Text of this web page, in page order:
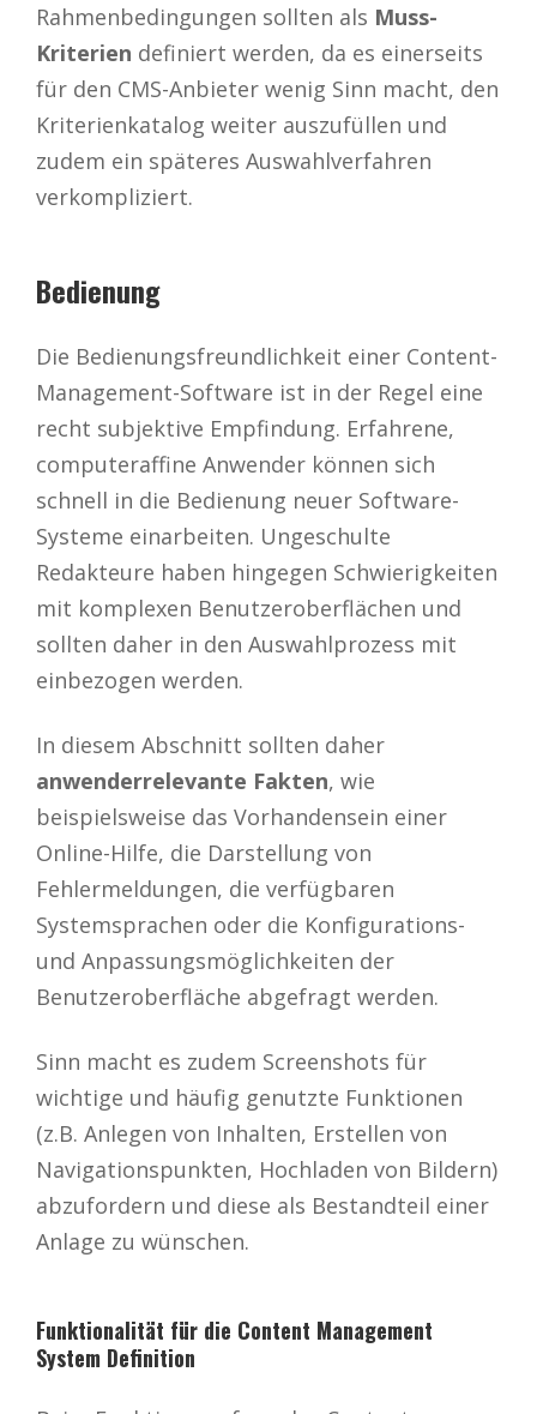
Rahmenbedingungen sollten als Muss-
Kriterien definiert werden, da es einerseits
für den CMS-Anbieter wenig Sinn macht, den
Kriterienkatalog weiter auszufüllen und
zudem ein späteres Auswahlverfahren
verkompliziert.
Bedienung
Die Bedienungsfreundlichkeit einer Content-
Management-Software ist in der Regel eine
recht subjektive Empfindung. Erfahrene,
computeraffine Anwender können sich
schnell in die Bedienung neuer Software-
Systeme einarbeiten. Ungeschulte
Redakteure haben hingegen Schwierigkeiten
mit komplexen Benutzeroberflächen und
sollten daher in den Auswahlprozess mit
einbezogen werden.
In diesem Abschnitt sollten daher
anwenderrelevante Fakten, wie
beispielsweise das Vorhandensein einer
Online-Hilfe, die Darstellung von
Fehlermeldungen, die verfügbaren
Systemsprachen oder die Konfigurations-
und Anpassungsmöglichkeiten der
Benutzeroberfläche abgefragt werden.
Sinn macht es zudem Screenshots für
wichtige und häufig genutzte Funktionen
(z.B. Anlegen von Inhalten, Erstellen von
Navigationspunkten, Hochladen von Bildern)
abzufordern und diese als Bestandteil einer
Anlage zu wünschen.
Funktionalität für die Content Management
System Definition